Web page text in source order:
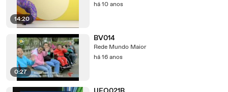
14:20
há 10 anos
0:27
BV014
Rede Mundo Maior
há 16 anos